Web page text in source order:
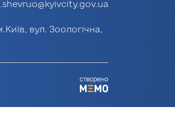
вул. Зоологічна,